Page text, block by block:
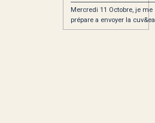
Mercredi 11 Octobre, je me
prépare a envoyer la